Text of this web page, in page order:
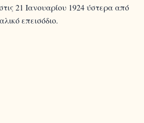
21 Ιανουαρίου 1924 ύστερα από